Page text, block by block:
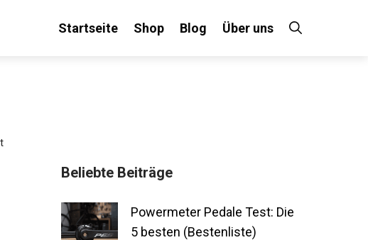
Startseite Shop Blog Über uns
Beliebte Beiträge
Powermeter Pedale Test: Die
5 besten (Bestenliste)